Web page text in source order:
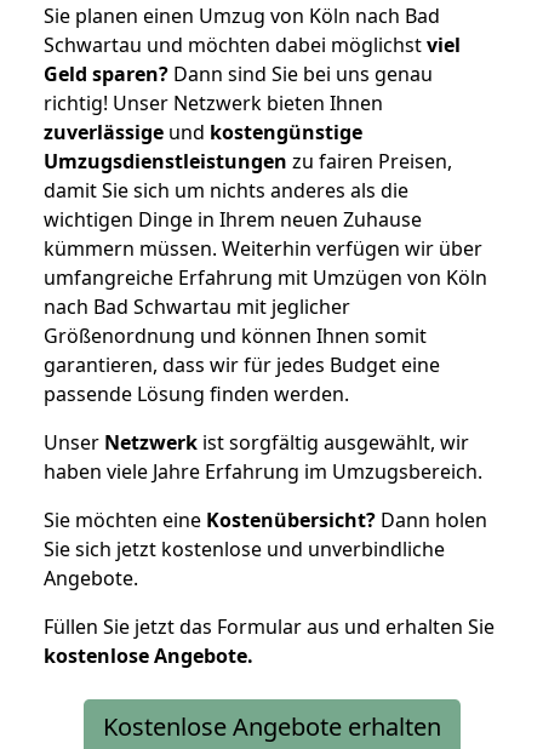
Sie planen einen Umzug von Köln nach Bad
Schwartau und möchten dabei möglichstviel
Geld sparen? Dann sind Sie bei uns genau
richtig! Unser Netzwerk bieten Ihnen
zuverlässige und kostengünstige
Umzugsdienstleistungen zu fairen Preisen,
damit Sie sich um nichts anderes als die
wichtigen Dinge in Ihrem neuen Zuhause
kümmern müssen. Weiterhin verfügen wir über
umfangreiche Erfahrung mit Umzügen von Köln
nach Bad Schwartau mit jeglicher
Größenordnung und können Ihnen somit
garantieren, dass wir für jedes Budget eine
passende Lösung finden werden.
Unser Netzwerk ist sorgfältig ausgewählt, wir
haben viele Jahre Erfahrung im Umzugsbereich.
Sie möchten eine Kostenübersicht? Dann holen
Sie sich jetzt kostenlose und unverbindliche
Angebote.
Füllen Sie jetzt das Formular aus und erhalten Sie
kostenloseAngebote.
Kostenlose Angebote erhalten